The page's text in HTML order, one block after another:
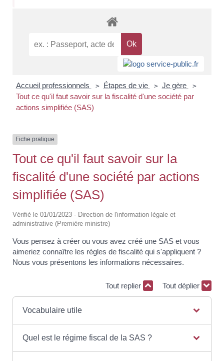
Accueil professionnels > Étapes de vie > Je gère >
Tout ce qu'il faut savoir sur la fiscalité d'une société par
actions simplifiée (SAS)
Fiche pratique
Tout ce qu'il faut savoir sur la
fiscalité d'une société par actions
simplifiée (SAS)
Vérifié le 01/01/2023 - Direction de l'information légale et
administrative (Première ministre)
Vous pensez à créer ou vous avez créé une SAS et vous
aimeriez connaître les règles de fiscalité qui s'appliquent ?
Nous vous présentons les informations nécessaires.
Tout replier Tout déplier
Vocabulaire utile
Quel est le régime fiscal de la SAS ?